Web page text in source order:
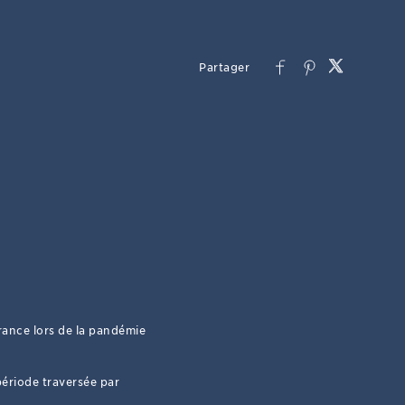
lors de la pandémie
traversée par